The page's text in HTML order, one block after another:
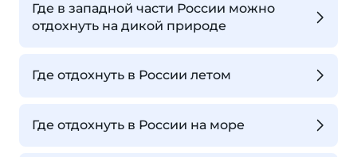
Где в западной части России можно
отдохнуть на дикой природе
Где отдохнуть в России летом
Где отдохнуть в России на море